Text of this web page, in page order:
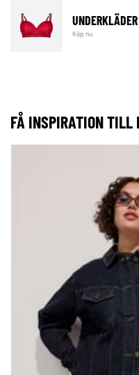
UNDERKLÄDER
Köp nu
FÅ INSPIRATION TILL